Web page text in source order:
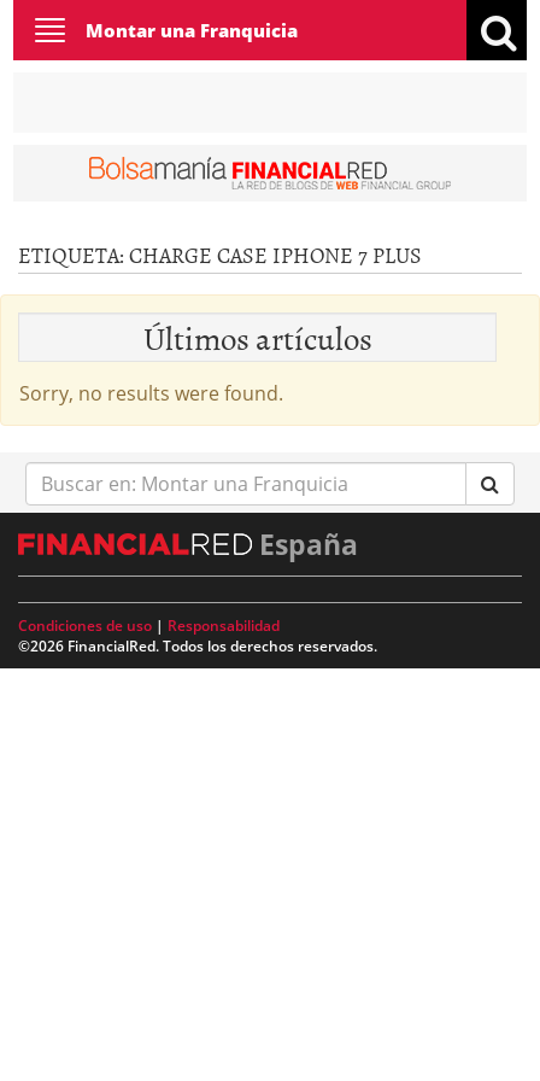
Toggle
navigation
Montar una Franquicia
ETIQUETA:CHARGE CASE IPHONE 7 PLUS
Últimos artículos
Sorry, no results were found.
Buscar
en:
España
Condiciones de uso | Responsabilidad
©2026 FinancialRed. Todos los derechos reservados.